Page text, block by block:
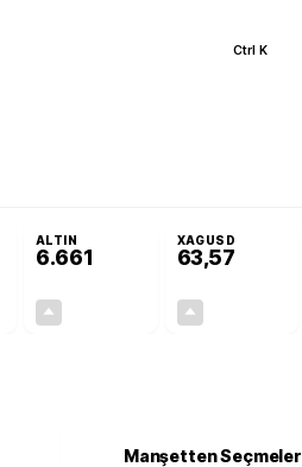
Ctrl K
ALTIN
6.661
XAGUSD
63,57
Manşetten Seçmeler